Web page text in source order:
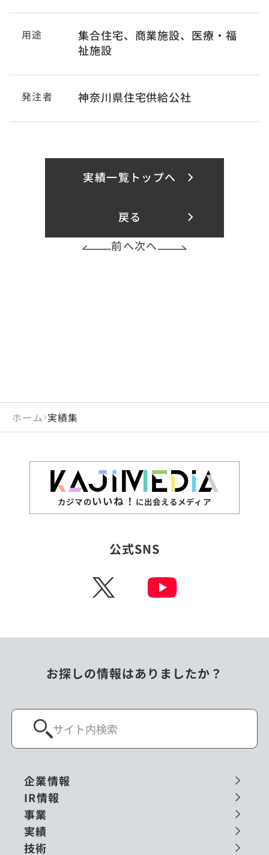
用途
集合住宅、商業施設、医療・福
祉施設
発注者 神奈川県住宅供給公社
実績一覧トップへ
戻る
前へ次へ
ホーム 実績集
カジマのいいね！ に出会えるメディア
公式SNS
X
お探しの情報はありましたか？
企業情報
IR情報
事業
実績
技術